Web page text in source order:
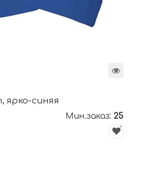
ярко-синяя
Мин.заказ: 25